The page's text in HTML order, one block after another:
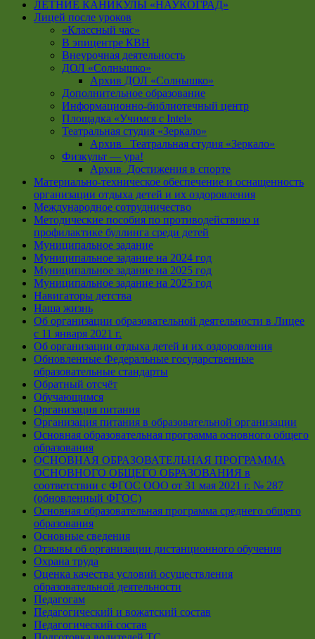
ЛЕТНИЕ КАНИКУЛЫ «НАУКОГРАД»
Лицей после уроков
«Классный час»
В эпицентре КВН
Внеурочная деятельность
ДОЛ «Солнышко»
Архив ДОЛ «Солнышко»
Дополнительное образование
Информационно-библиотечный центр
Площадка «Учимся с Intel»
Театральная студия «Зеркало»
Архив _Театральная студия «Зеркало»
Физкульт — ура!
Архив_Достижения в спорте
Материально-техническое обеспечение и оснащенность
организации отдыха детей и их оздоровления
Международное сотрудничество
Методические пособия по противодействию и
профилактике буллинга среди детей
Муниципальное задание
Муниципальное задание на 2024 год
Муниципальное задание на 2025 год
Муниципальное задание на 2025 год
Навигаторы детства
Наша жизнь
Об организации образовательной деятельности в Лицее
с 11 января 2021 г.
Об организации отдыха детей и их оздоровления
Обновленные Федеральные государственные
образовательные стандарты
Обратный отсчёт
Обучающимся
Организация питания
Организация питания в образовательной организации
Основная образовательная программа основного общего
образования
ОСНОВНАЯ ОБРАЗОВАТЕЛЬНАЯ ПРОГРАММА
ОСНОВНОГО ОБЩЕГО ОБРАЗОВАНИЯ в
соответствии с ФГОС ООО от 31 мая 2021 г. № 287
(обновленный ФГОС)
Основная образовательная программа среднего общего
образования
Основные сведения
Отзывы об организации дистанционного обучения
Охрана труда
Оценка качества условий осуществления
образовательной деятельности
Педагогам
Педагогический и вожатский состав
Педагогический состав